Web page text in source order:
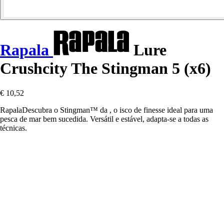
Rapala
Lure
Crushcity The Stingman 5 (x6)
€ 10,52
RapalaDescubra o Stingman™ da , o isco de finesse ideal para uma
pesca de mar bem sucedida. Versátil e estável, adapta-se a todas as
técnicas.